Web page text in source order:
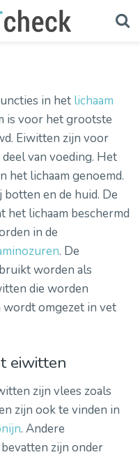
in het lichaam
is voor het grootste
Eiwitten zijn voor
van voeding. Het
het lichaam genoemd.
en de huid. De
lichaam beschermd
in de
. De
worden als
die worden
wordt omgezet in vet
eiwitten
zijn vlees zoals
zijn ook te vinden in
. Andere
zijn onder